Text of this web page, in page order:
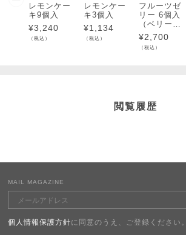
レモンケー
キ9個入
¥3,240
（税込）
レモンケー
キ3個入
¥1,134
（税込）
フルーツゼ
リー 6個入
（ベリー＆
ベリーチー
ズ・レモン
＆チーズ・
¥2,700
（税込）
閲覧履歴
MAIL MAGAZINE
個人情報保護方針に同意のうえ、ご登録ください。